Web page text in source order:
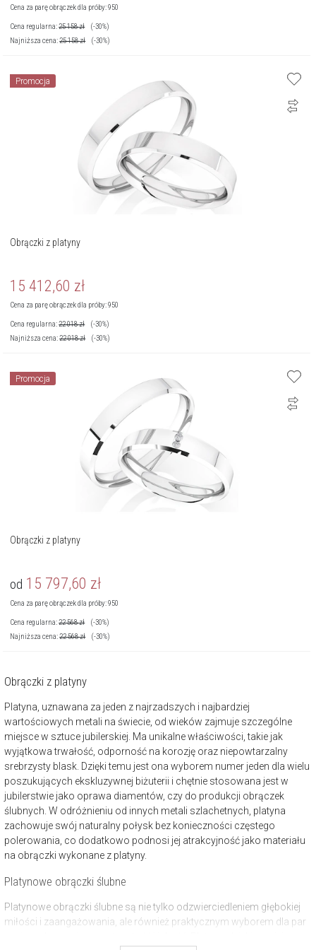
Cena za parę obrączek dla próby: 950
Cena regularna:25 158zł
(-30%)
Najniższa cena:25 158zł (-30%)
Promocja
Obrączki z platyny
15 412,60 zł
Cena za parę obrączek dla próby: 950
Cena regularna:22 018zł
(-30%)
Najniższa cena:22 018zł (-30%)
Promocja
Obrączki z platyny
od 15 797,60 zł
Cena za parę obrączek dla próby: 950
Cena regularna:22 568zł
(-30%)
Najniższa cena:22 568zł (-30%)
Obrączki z platyny
Platyna, uznawana za jeden z najrzadszych i najbardziej
wartościowych metali na świecie, od wieków zajmuje szczególne
miejsce w sztuce jubilerskiej. Ma unikalne właściwości, takie jak
wyjątkowa trwałość, odporność na korozję oraz niepowtarzalny
srebrzysty blask. Dzięki temu jest ona wyborem numer jeden dla wielu
poszukujących ekskluzywnej biżuterii i chętnie stosowana jest w
jubilerstwie jako oprawa diamentów, czy do produkcji obrączek
ślubnych. W odróżnieniu od innych metali szlachetnych, platyna
zachowuje swój naturalny połysk bez konieczności częstego
polerowania, co dodatkowo podnosi jej atrakcyjność jako materiału
na obrączki wykonane z platyny.
Platynowe obrączki ślubne
Platynowe obrączki ślubne są nie tylko odzwierciedleniem głębokiej
miłości i zaangażowania, ale również praktycznym wyborem dla par